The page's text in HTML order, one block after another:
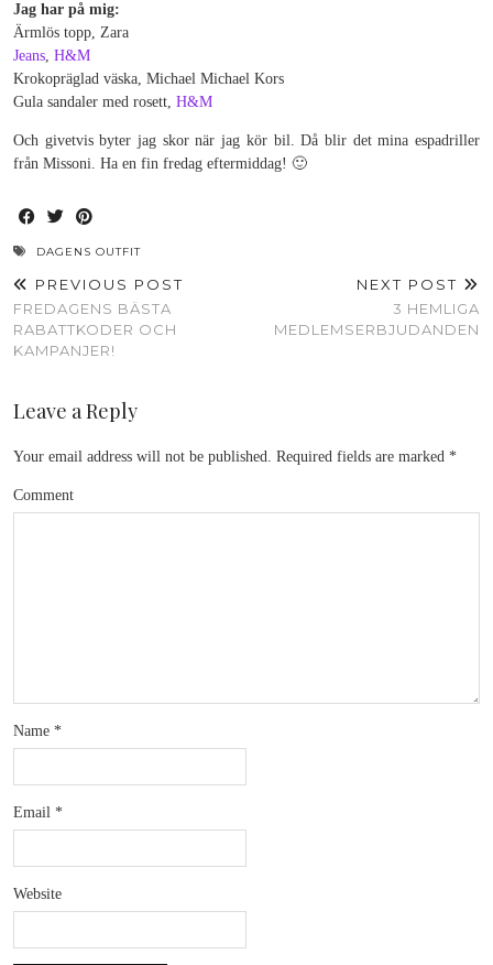
Jag har på mig:
Ärmlös topp, Zara
Jeans, H&M
Krokopräglad väska, Michael Michael Kors
Gula sandaler med rosett, H&M
Och givetvis byter jag skor när jag kör bil. Då blir det mina espadriller
från Missoni. Ha en fin fredag eftermiddag! 🙂
DAGENS OUTFIT
PREVIOUS POST
FREDAGENS BÄSTA
RABATTKODER OCH
KAMPANJER!
NEXT POST
3 HEMLIGA
MEDLEMSERBJUDANDEN
Leave a Reply
Your email address will not be published. Required fields are marked *
Comment
Name *
Email *
Website